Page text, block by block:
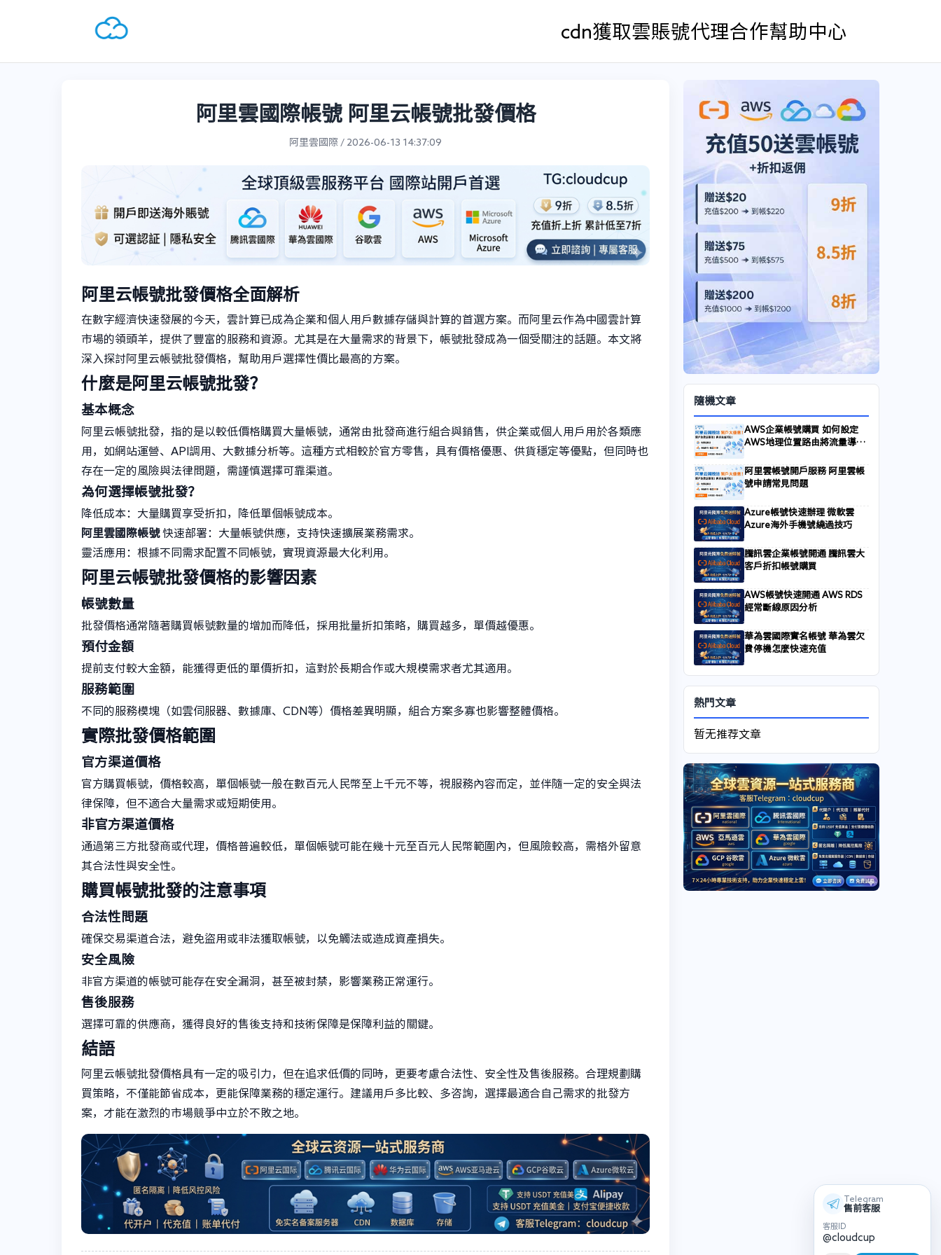
cdn獲取雲賬號代理合作幫助中心
阿里雲國際帳號 阿里云帳號批發價格
阿里雲國際 / 2026-06-13 14:37:09
阿里云帳號批發價格全面解析
在數字經濟快速發展的今天，雲計算已成為企業和個人用戶數據存儲與計算的首選方案。而阿里云作為中國雲計算
市場的領頭羊，提供了豐富的服務和資源。尤其是在大量需求的背景下，帳號批發成為一個受關注的話題。本文將
深入探討阿里云帳號批發價格，幫助用戶選擇性價比最高的方案。
什麼是阿里云帳號批發？
基本概念
阿里云帳號批發，指的是以較低價格購買大量帳號，通常由批發商進行組合與銷售，供企業或個人用戶用於各類應
用，如網站運營、API調用、大數據分析等。這種方式相較於官方零售，具有價格優惠、供貨穩定等優點，但同時也
存在一定的風險與法律問題，需謹慎選擇可靠渠道。
為何選擇帳號批發？
降低成本：大量購買享受折扣，降低單個帳號成本。
阿里雲國際帳號快速部署：大量帳號供應，支持快速擴展業務需求。
靈活應用：根據不同需求配置不同帳號，實現資源最大化利用。
阿里云帳號批發價格的影響因素
帳號數量
批發價格通常隨著購買帳號數量的增加而降低，採用批量折扣策略，購買越多，單價越優惠。
預付金額
提前支付較大金額，能獲得更低的單價折扣，這對於長期合作或大規模需求者尤其適用。
服務範圍
不同的服務模塊（如雲伺服器、數據庫、CDN等）價格差異明顯，組合方案多寡也影響整體價格。
實際批發價格範圍
官方渠道價格
官方購買帳號，價格較高，單個帳號一般在數百元人民幣至上千元不等，視服務內容而定，並伴隨一定的安全與法
律保障，但不適合大量需求或短期使用。
非官方渠道價格
通過第三方批發商或代理，價格普遍較低，單個帳號可能在幾十元至百元人民幣範圍內，但風險較高，需格外留意
其合法性與安全性。
購買帳號批發的注意事項
合法性問題
確保交易渠道合法，避免盜用或非法獲取帳號，以免觸法或造成資產損失。
安全風險
非官方渠道的帳號可能存在安全漏洞，甚至被封禁，影響業務正常運行。
售後服務
選擇可靠的供應商，獲得良好的售後支持和技術保障是保障利益的關鍵。
結語
阿里云帳號批發價格具有一定的吸引力，但在追求低價的同時，更要考慮合法性、安全性及售後服務。合理規劃購
買策略，不僅能節省成本，更能保障業務的穩定運行。建議用戶多比較、多咨詢，選擇最適合自己需求的批發方
案，才能在激烈的市場競爭中立於不敗之地。
隨機文章
AWS企業帳號購買 如何設定
AWS地理位置路由將流量導向
阿里雲帳號開戶服務 阿里雲帳
號申請常見問題
Azure帳號快速辦理 微軟雲
Azure海外手機號繞過技巧
騰訊雲企業帳號開通 騰訊雲大
客戶折扣帳號購買
AWS帳號快速開通 AWS RDS
經常斷線原因分析
華為雲國際實名帳號 華為雲欠
費停機怎麼快速充值
熱門文章
暂无推荐文章
Telegram
售前客服
客服ID
@cloudcup